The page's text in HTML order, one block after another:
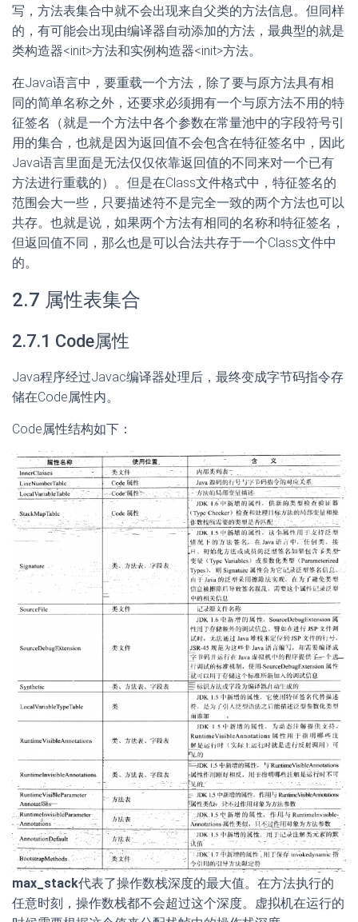
写，方法表集合中就不会出现来自父类的方法信息。但同样
的，有可能会出现由编译器自动添加的方法，最典型的就是
类构造器<init>方法和实例构造器<init>方法。
在Java语言中，要重载一个方法，除了要与原方法具有相
同的简单名称之外，还要求必须拥有一个与原方法不用的特
征签名（就是一个方法中各个参数在常量池中的字段符号引
用的集合，也就是因为返回值不会包含在特征签名中，因此
Java语言里面是无法仅仅依靠返回值的不同来对一个已有
方法进行重载的）。但是在Class文件格式中，特征签名的
范围会大一些，只要描述符不是完全一致的两个方法也可以
共存。也就是说，如果两个方法有相同的名称和特征签名，
但返回值不同，那么也是可以合法共存于一个Class文件中
的。
2.7 属性表集合
2.7.1 Code属性
Java程序经过Javac编译器处理后，最终变成字节码指令存
储在Code属性内。
Code属性结构如下：
max_stack代表了操作数栈深度的最大值。在方法执行的
任意时刻，操作数栈都不会超过这个深度。虚拟机在运行的